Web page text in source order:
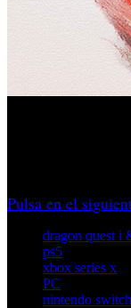
Pulsa en el
dragon quest i
ps5
xbox series x
PC
nintendo